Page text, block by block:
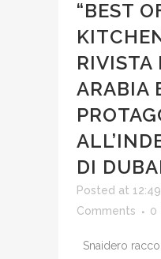
“BEST
RIVISTA
ARABIA
DI
Posted at
Comments
0
Snaidero